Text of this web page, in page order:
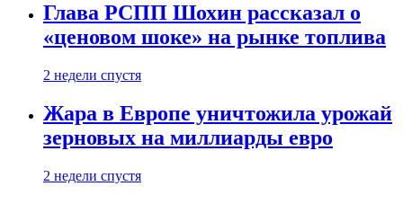
Глава РСПП Шохин рассказал о
«ценовом шоке» на рынке топлива
2 недели спустя
Жара в Европе уничтожила урожай
зерновых на миллиарды евро
2 недели спустя